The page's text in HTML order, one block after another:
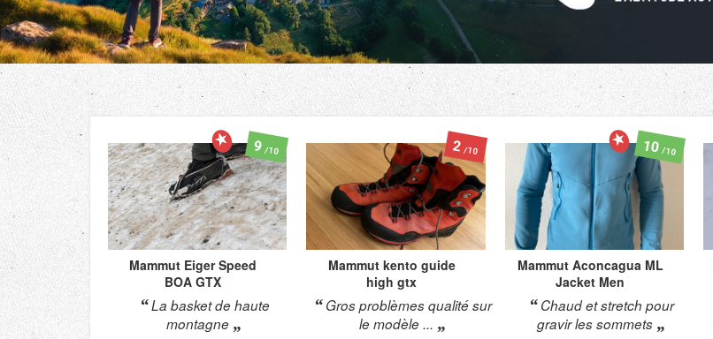
Mammut Eiger Speed
BOA GTX
La basket de haute
montagne
9/10
Mammut kento guide
high gtx
Gros problèmes qualité sur
le modèle ...
2/10
Mammut Aconcagua ML
Jacket Men
Chaud et stretch pour
gravir les sommets
10/10